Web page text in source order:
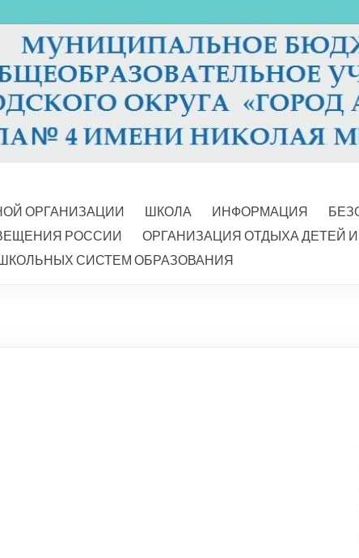
ОРГАНИЗАЦИИ ШКОЛА ИНФОРМАЦИЯ
РОССИИ ОРГАНИЗАЦИЯ ОТДЫХА ДЕТЕЙ
СИСТЕМ ОБРАЗОВАНИЯ